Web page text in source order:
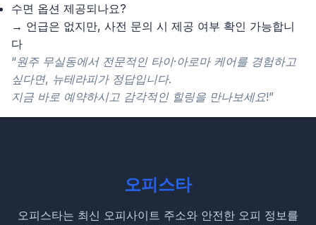
수면 옵션 제공되나요?
→ 언급은 없지만, 사전 문의 시 제공 여부 확인 가능합니
다
“원주 무실동에서 전문적인 타이·아로마 케어를 경험하고
싶다면, 뉴테라피가 정답입니다.
지금 바로 예약하시고 감각적인 힐링을 만나보세요!”
오피스타
오피스타는 최신 오피사이트 주소와 안전한 오피 정보를